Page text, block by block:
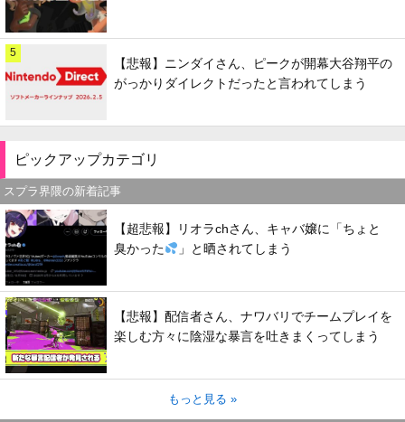
5
【悲報】ニンダイさん、ピークが開幕大谷翔平の
がっかりダイレクトだったと言われてしまう
ピックアップカテゴリ
スプラ界隈の新着記事
【超悲報】リオラchさん、キャバ嬢に「ちょと
臭かった
」と晒されてしまう
【悲報】配信者さん、ナワバリでチームプレイを
楽しむ方々に陰湿な暴言を吐きまくってしまう
もっと見る »